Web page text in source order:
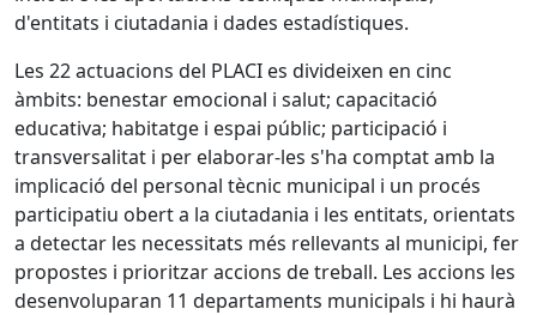
d'entitats i ciutadania i dades estadístiques.
Les 22 actuacions del PLACI es divideixen en cinc
àmbits: benestar emocional i salut; capacitació
educativa; habitatge i espai públic; participació i
transversalitat i per elaborar-les s'ha comptat amb la
implicació del personal tècnic municipal i un procés
participatiu obert a la ciutadania i les entitats, orientats
a detectar les necessitats més rellevants al municipi, fer
propostes i prioritzar accions de treball. Les accions les
desenvoluparan 11 departaments municipals i hi haurà